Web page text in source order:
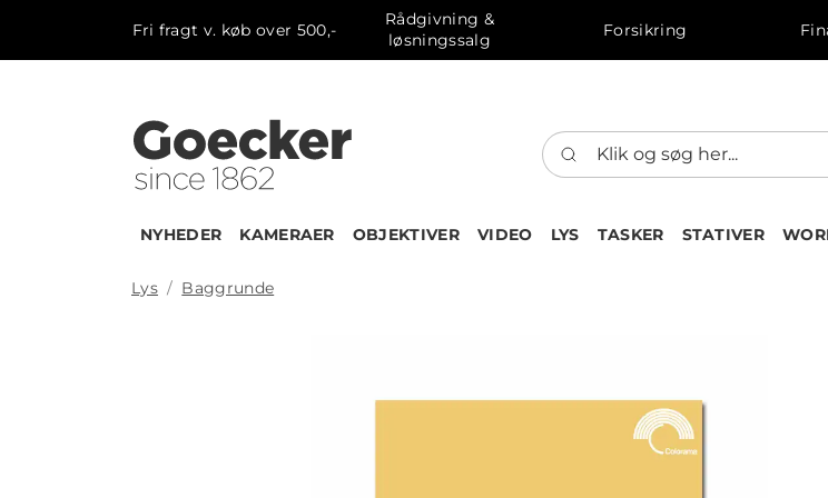
Fri fragt v. køb over 500,-
Rådgivning &
løsningssalg
Forsikring
NYHEDER KAMERAER OBJEKTIVER VIDEO LYS TASKER STATIVER
Lys Baggrunde